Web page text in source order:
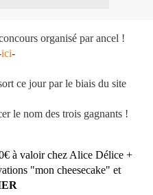
organisé par ancel !
ici-
ce jour par le biais du site
le nom des trois gagnants !
à valoir chez Alice Délice +
"mon cheesecake" et